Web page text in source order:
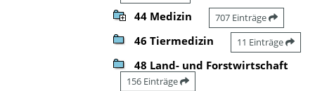
44 Medizin 707 Einträge
46 Tiermedizin 11 Einträge
48 Land- und Forstwirtschaft
156 Einträge